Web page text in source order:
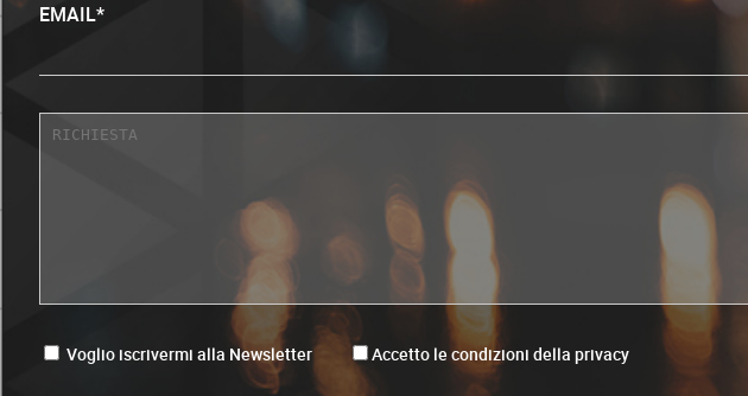
EMAIL*
Voglio iscrivermi alla Newsletter Accetto le condizioni della privacy